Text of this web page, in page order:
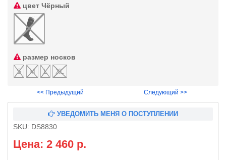
цвет Чёрный
размер носков
S
M L XL
<< Предыдущий Следующий >>
УВЕДОМИТЬ МЕНЯ О ПОСТУПЛЕНИИ
SKU: DS8830
Цена: 2 460 р.